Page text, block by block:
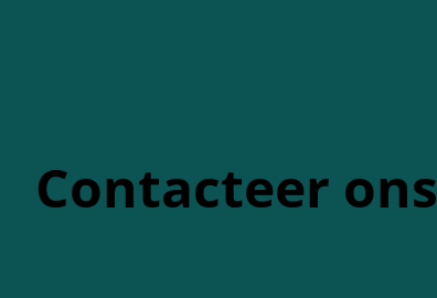
Contacteer ons